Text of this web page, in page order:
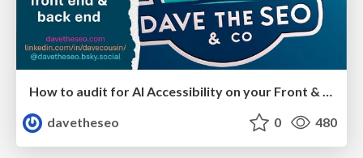
How to audit for AI Accessibility on your Front & Back End
davetheseo
0 480